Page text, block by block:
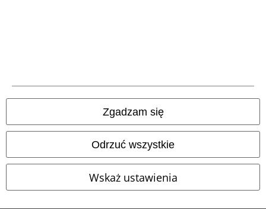
Zgadzam się
Odrzuć wszystkie
Wskaż ustawienia
wysyłki.
© 1986-2026 E.M.P. Merchandising HGmbH
Sklepy internetowe EMP
EMP International